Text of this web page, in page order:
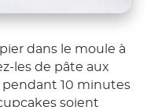
dans le moule à
les de pâte aux
pendant 10 minutes
soient